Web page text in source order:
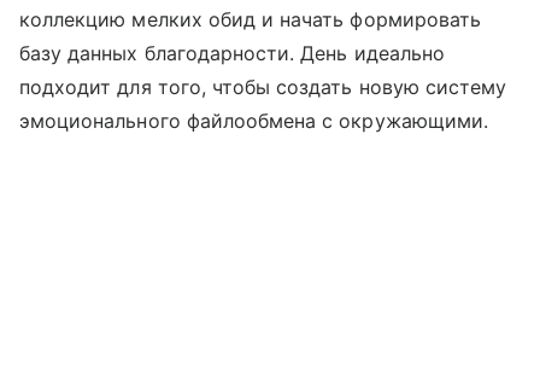
коллекцию мелких обид и начать формировать
базу данных благодарности. День идеально
подходит для того, чтобы создать новую систему
эмоционального файлообмена с окружающими.